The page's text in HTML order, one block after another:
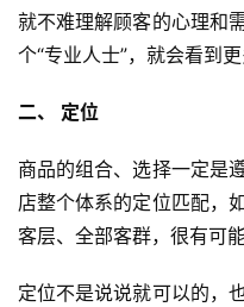
就不难理解顾客的心理和
个“专业人士”，就会看到
二、 定位
商品的组合、选择一定是
店整个体系的定位匹配，
客层、全部客群，很有可
定位不是说说就可以的，